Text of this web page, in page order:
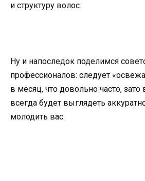
и структуру волос.
Ну и напоследок поделимся
профессионалов: следует
в месяц, что довольно часто,
всегда будет выглядеть
молодить вас.